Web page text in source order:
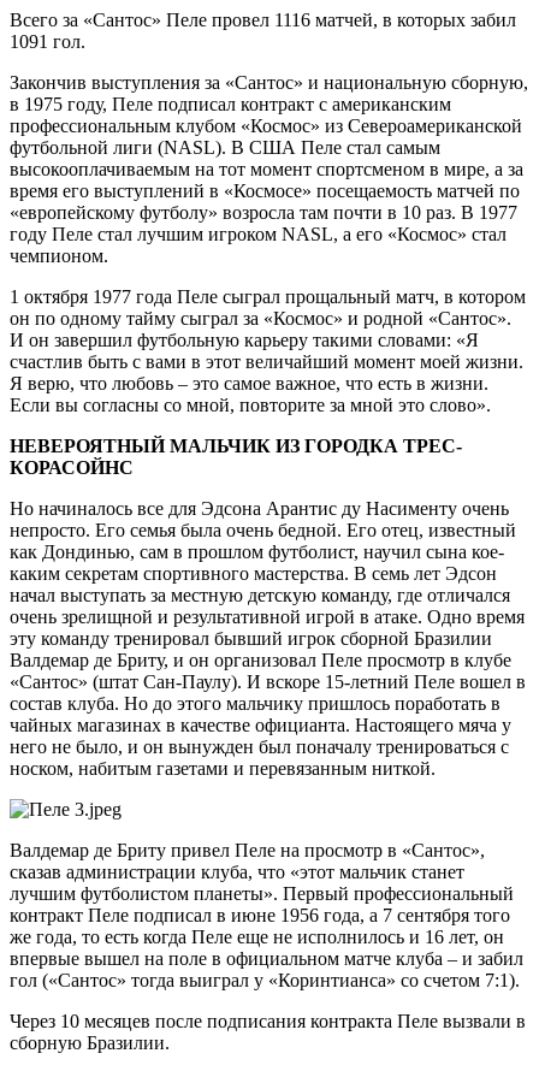
Всего за «Сантос» Пеле провел 1116 матчей, в которых забил
1091 гол.
Закончив выступления за «Сантос» и национальную сборную,
в 1975 году, Пеле подписал контракт с американским
профессиональным клубом «Космос» из Североамериканской
футбольной лиги (NASL). В США Пеле стал самым
высокооплачиваемым на тот момент спортсменом в мире, а за
время его выступлений в «Космосе» посещаемость матчей по
«европейскому футболу» возросла там почти в 10 раз. В 1977
году Пеле стал лучшим игроком NASL, а его «Космос» стал
чемпионом.
1 октября 1977 года Пеле сыграл прощальный матч, в котором
он по одному тайму сыграл за «Космос» и родной «Сантос».
И он завершил футбольную карьеру такими словами: «Я
счастлив быть с вами в этот величайший момент моей жизни.
Я верю, что любовь – это самое важное, что есть в жизни.
Если вы согласны со мной, повторите за мной это слово».
НЕВЕРОЯТНЫЙ МАЛЬЧИК ИЗ ГОРОДКА ТРЕС-
КОРАСОЙНС
Но начиналось все для Эдсона Арантис ду Насименту очень
непросто. Его семья была очень бедной. Его отец, известный
как Дондинью, сам в прошлом футболист, научил сына кое-
каким секретам спортивного мастерства. В семь лет Эдсон
начал выступать за местную детскую команду, где отличался
очень зрелищной и результативной игрой в атаке. Одно время
эту команду тренировал бывший игрок сборной Бразилии
Валдемар де Бриту, и он организовал Пеле просмотр в клубе
«Сантос» (штат Сан-Паулу). И вскоре 15-летний Пеле вошел в
состав клуба. Но до этого мальчику пришлось поработать в
чайных магазинах в качестве официанта. Настоящего мяча у
него не было, и он вынужден был поначалу тренироваться с
носком, набитым газетами и перевязанным ниткой.
Валдемар де Бриту привел Пеле на просмотр в «Сантос»,
сказав администрации клуба, что «этот мальчик станет
лучшим футболистом планеты». Первый профессиональный
контракт Пеле подписал в июне 1956 года, а 7 сентября того
же года, то есть когда Пеле еще не исполнилось и 16 лет, он
впервые вышел на поле в официальном матче клуба – и забил
гол («Сантос» тогда выиграл у «Коринтианса» со счетом 7:1).
Через 10 месяцев после подписания контракта Пеле вызвали в
сборную Бразилии.